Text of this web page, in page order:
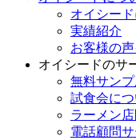
オイシー
実績紹介
お客様の
オイシードのサ
無料サン
試食会につ
ラーメン
電話顧問